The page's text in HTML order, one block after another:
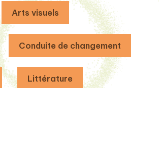
Arts visuels
Conduite de changement
Littérature